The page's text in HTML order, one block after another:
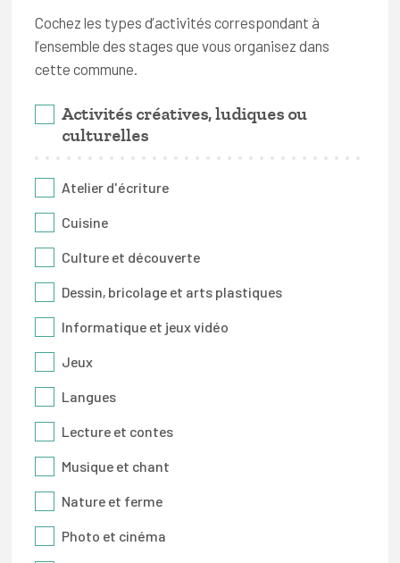
Cochez les types d’activités correspondant à
l’ensemble des stages que vous organisez dans
cette commune.
Activités créatives, ludiques ou
culturelles
Atelier d'écriture
Cuisine
Culture et découverte
Dessin, bricolage et arts plastiques
Informatique et jeux vidéo
Jeux
Langues
Lecture et contes
Musique et chant
Nature et ferme
Photo et cinéma